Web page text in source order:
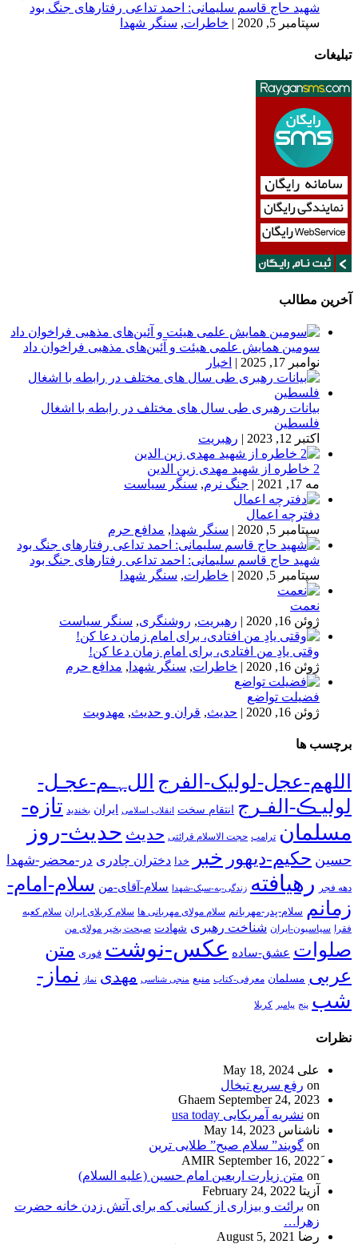
شهید حاج قاسم سلیمانی: احمد تداعی رفتارهای جنگ بود
سپتامبر 5, 2020
| خاطرات, سنگر شهدا
تبلیغات
آخرین مطالب
سومین همایش علمی هیئت و آئین‌های مذهبی فراخوان داد
نوامبر 17, 2025
| اخبار
بیانات رهبری طی سال های مختلف در رابطه با اشغال
فلسطین
اکتبر 12, 2023
| رهبریت
2 خاطره از شهید مهدی زین الدین
مه 17, 2021
| جنگ نرم, سنگر سیاست
دفترچه اعمال
سپتامبر 5, 2020
| سنگر شهدا , مدافع حرم
شهید حاج قاسم سلیمانی: احمد تداعی رفتارهای جنگ بود
سپتامبر 5, 2020
| خاطرات, سنگر شهدا
نعمت
ژوئن 16, 2020
| رهبریت, روشنگری, سنگر سیاست
وقتی یادِ من افتادی، برای امام زمان دعا کن!
ژوئن 16, 2020
| خاطرات, سنگر شهدا , مدافع حرم
فضیلت تواضع
ژوئن 16, 2020
| حدیث, قران و حدیث, مهدویت
برچسب ها
اللهم-عجل-لولیک-الفرج اللﮩـم-عجـل-
لولیـڪ-الفـرج انتقام سخت انقلاب اسلامی ایران بخندید تازه-
مسلمان ترامپ حجت الاسلام قرائتی حدیث حدیث-روز
حسین حکیم-دیهور خبر خدا دختران چادری در-محضر-شهدا
دهه فجر رهیافته زندگی-به-سبک-شهدا سلام-آقای-من سلام-امام-
زمانم سلام-پدر-مهربانم سلام مولای مهربانی ها سلام کربلای ایران سلام کعبه
فقرا سیاسیون-ایران شناخت رهبری شهادت صبحت بخیر مولای من
صلوات عشق-ساده عکس-نوشت فوری متن
عربی مسلمان معرفی-کتاب منبع منجی شناسی مهدی نماز
نماز-
شب پنج پیامبر کربلا
نظرات
علی May 18, 2024
on رفع سریع تبخال
Ghaem September 24, 2023
on نشریه آمریکایی usa today
ناشناس May 14, 2023
on گویند” سلام صبح” طلایی ترین
September 16, 2022
on متن زیارت اربعین امام حسین (علیه السلام)
آزیتا February 24, 2022
on برائت و بیزاری از کسانی که برای آتش زدن خانه حضرت
زهرا…
رضا August 5, 2021